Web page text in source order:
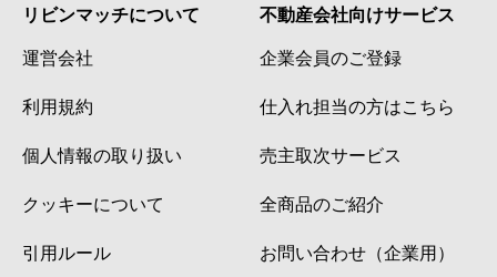
リビンマッチについて
運営会社
利用規約
個人情報の取り扱い
クッキーについて
引用ルール
不動産会社向けサービス
企業会員のご登録
仕入れ担当の方はこちら
売主取次サービス
全商品のご紹介
お問い合わせ（企業用）